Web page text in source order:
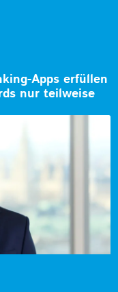
Apps erfüllen
nur teilweise